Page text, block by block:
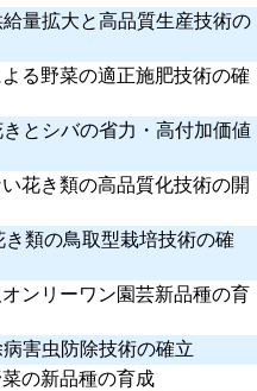
量拡大と高品質生産技術の
る野菜の適正施肥技術の確
とシバの省力・高付加価値
花き類の高品質化技術の開
類の鳥取型栽培技術の確
ンリーワン園芸新品種の育
害虫防除技術の確立
の新品種の育成